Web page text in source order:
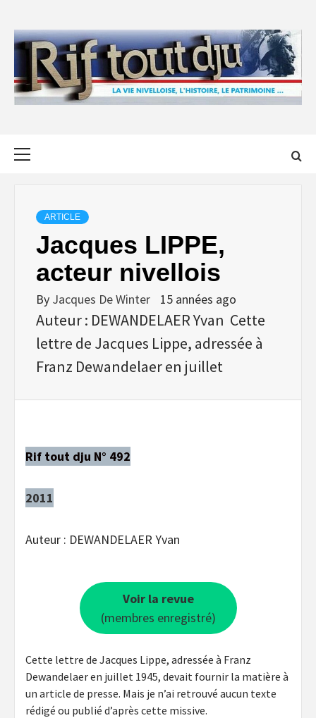
content
ARTICLE
Jacques LIPPE,
acteur nivellois
By Jacques De Winter 15 années ago
Auteur : DEWANDELAER Yvan Cette
lettre de Jacques Lippe, adressée à
Franz Dewandelaer en juillet
Rif tout dju N° 492
2011
Auteur : DEWANDELAER Yvan
Voir la revue
(membres enregistré)
Cette lettre de Jacques Lippe, adressée à Franz
Dewandelaer en juillet 1945, devait fournir la matière à
un article de presse. Mais je n’ai retrouvé aucun texte
rédigé ou publié d’après cette missive.